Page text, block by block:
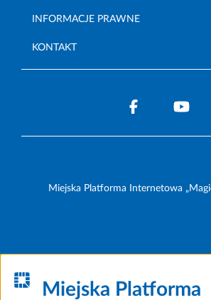
INFORMACJE PRAWNE
KONTAKT
Miejska Platforma Internetowa
Miejska Platforma